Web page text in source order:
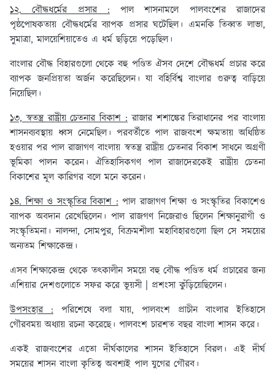
১২. বৌদ্ধধর্মের প্রসার :পাল শাসনামলে পালবংশের রাজাদের
পৃষ্ঠপোষকতায় বৌদ্ধধর্মের ব্যাপক প্রসার ঘটেছিল। এমনকি তিব্বত লাভা,
সুমাত্রা, মালয়েশিয়াতেও এ ধর্ম ছড়িয়ে পড়েছিল।
বাংলার বৌদ্ধ বিহারগুলো থেকে বহু পণ্ডিত ঐসব দেশে বৌদ্ধধর্ম প্রচার করে
ব্যাপক জনপ্রিয়তা অর্জন করেছিলেন। যা বহির্বিশ্ব বাংলার গুরুত্ব বাড়িয়ে
নিয়েছিল।
১৩, স্বতন্ত্র রাষ্ট্রীয় চেতনার বিকাশ : রাজার শশাঙ্কের তিরাধানের পর বাংলায়
শাসনব্যবস্থায় ধ্বস নেমেছিল। পরবর্তীতে পাল রাজবংশ ক্ষমতায় অধিষ্ঠিত
হওয়ার পর পাল রাজাগণ বাংলায় স্বতন্ত্র রাষ্ট্রীয় চেতনার বিকাশ সাধনে অগ্রণী
ভূমিকা পালন করেন। ঐতিহাসিকগণ পাল রাজাদেরকেই রাষ্ট্রীয় চেতনা
বিকাশের মূল কারিগর বলে মনে করেন।
১৪. শিক্ষা ও সংস্কৃতির বিকাশ :পাল রাজাগণ শিক্ষা ও সংস্কৃতির বিকাশেও
ব্যাপক অবদান রেখেছিলেন। পাল রাজগণ নিজেরাও ছিলেন শিক্ষানুরাগী ও
সংস্কৃতিমনা। নালন্দা, সোমপুর, বিক্রমশীলা মহাবিহারগুলো ছিল সে সময়ের
অন্যতম শিক্ষাকেন্দ্র।
এসব শিক্ষাকেন্দ্র থেকে তৎকালীন সময়ে বহু বৌদ্ধ পণ্ডিত ধর্ম প্রচারের জন্য
এশিয়ার দেশগুলোতে সফর করে ভূয়সী | প্রশংসা কুঁড়িয়েছিলেন।
উপসংহার : পরিশেষে বলা যায়, পালবংশ প্রাচীন বাংলার ইতিহাসে
গৌরবময় অধ্যায় রচনা করেছে। পালবংশ চারশত বছর বাংলা শাসন করে।
একই রাজবংশের এতো দীর্ঘকালের শাসন ইতিহাসে বিরল। এই দীর্ঘ
সময়ের শাসন বাংলা কৃতিত্ব অবশ্যই পাল যুগের গৌরব।